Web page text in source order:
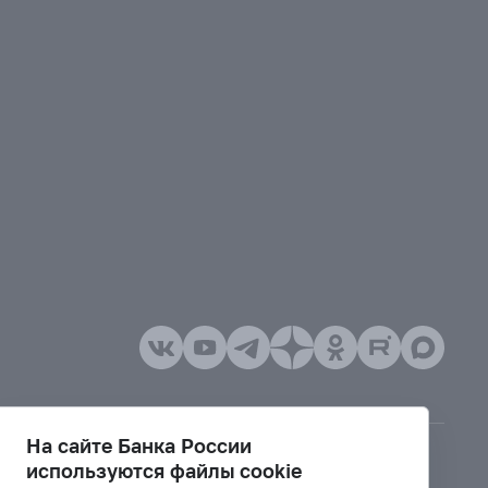
На сайте Банка России
используются файлы cookie